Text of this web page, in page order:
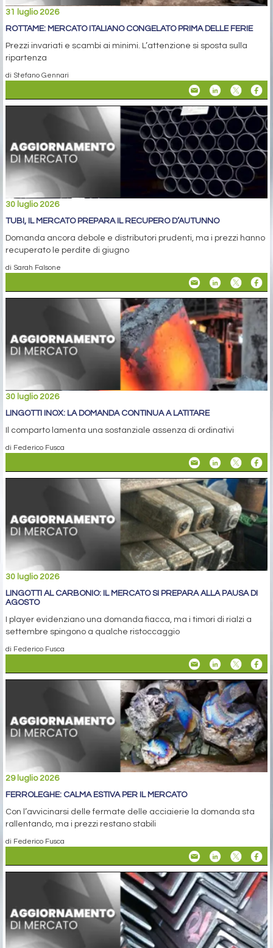
31 luglio 2026
ROTTAME: MERCATO ITALIANO CONGELATO PRIMA DELLE FERIE
Prezzi invariati e scambi ai minimi. L’attenzione si sposta sulla
ripartenza
di Stefano Gennari
30 luglio 2026
TUBI, IL MERCATO PREPARA IL RECUPERO D’AUTUNNO
Domanda ancora debole e distributori prudenti, ma i prezzi hanno
recuperato le perdite di giugno
di Sarah Falsone
30 luglio 2026
LINGOTTI INOX: LA DOMANDA CONTINUA A LATITARE
Il comparto lamenta una sostanziale assenza di ordinativi
di Federico Fusca
30 luglio 2026
LINGOTTI AL CARBONIO: IL MERCATO SI PREPARA ALLA PAUSA DI
AGOSTO
I player evidenziano una domanda fiacca, ma i timori di rialzi a
settembre spingono a qualche ristoccaggio
di Federico Fusca
29 luglio 2026
FERROLEGHE: CALMA ESTIVA PER IL MERCATO
Con l’avvicinarsi delle fermate delle acciaierie la domanda sta
rallentando, ma i prezzi restano stabili
di Federico Fusca